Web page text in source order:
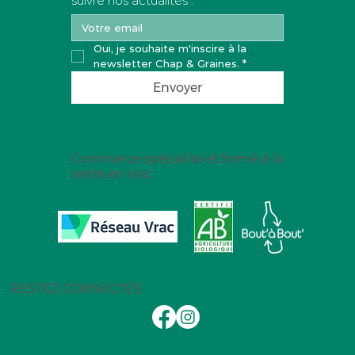
Oui, je souhaite m'inscire à la
newsletter Chap & Graines. *
Envoyer
RESTEZ CONNECTÉS
Commerce spécialisé et formé à la
vente en vrac.